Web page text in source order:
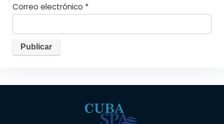
Correo electrónico *